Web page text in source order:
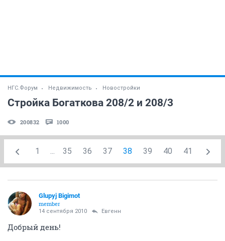
НГС.Форум Недвижимость Новостройки
Стройка Богаткова 208/2 и 208/3
200832 1000
1 ... 35 36 37 38 39 40 41
Glupyj Bigimot
member
14 сентября 2010 Евгенн
Добрый день!